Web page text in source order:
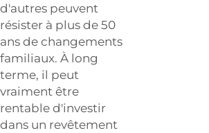
d'autres peuvent
résister à plus de 50
ans de changements
familiaux. À long
terme, il peut
vraiment être
rentable d'investir
dans un revêtement